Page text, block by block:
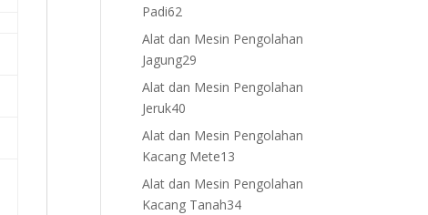
Padi62
products
Alat dan Mesin Pengolahan
Jagung29
products
Alat dan Mesin Pengolahan
Jeruk40
products
Alat dan Mesin Pengolahan
Kacang Mete13
products
Alat dan Mesin Pengolahan
Kacang Tanah3434